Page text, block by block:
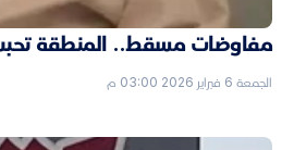
مفاوضات مسقط.. المنطقة تحبس
الجمعة 6 فبراير 2026 03:00 م